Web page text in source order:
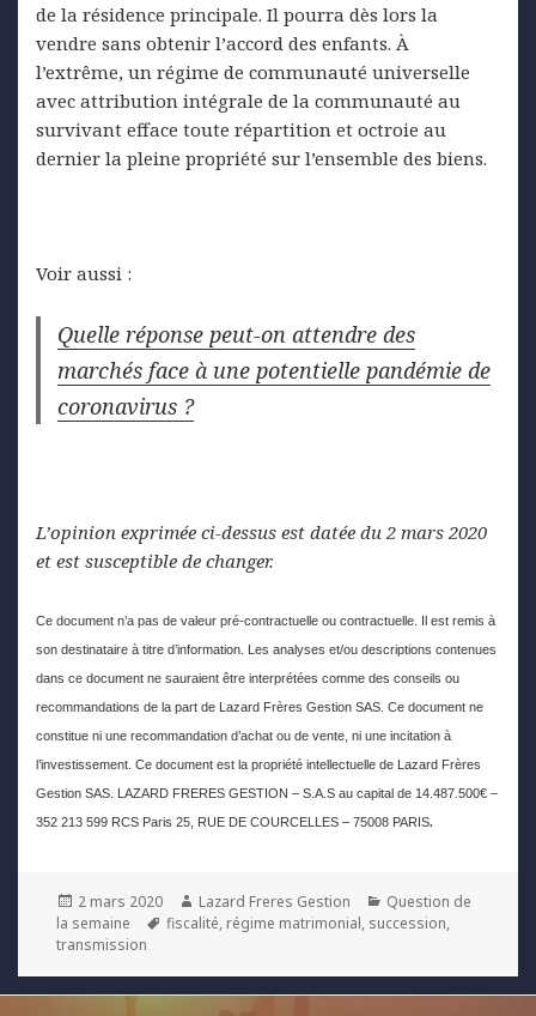
de la résidence principale. Il pourra dès lors la
vendre sans obtenir l’accord des enfants. À
l’extrême, un régime de communauté universelle
avec attribution intégrale de la communauté au
survivant efface toute répartition et octroie au
dernier la pleine propriété sur l’ensemble des biens.
Voir aussi :
Quelle réponse peut-on attendre des
marchés face à une potentielle pandémie de
coronavirus ?
L’opinion exprimée ci-dessus est datée du 2 mars 2020
et est susceptible de changer.
Ce document n’a pas de valeur pré-contractuelle ou contractuelle. Il est remis à
son destinataire à titre d’information. Les analyses et/ou descriptions contenues
dans ce document ne sauraient être interprétées comme des conseils ou
recommandations de la part de Lazard Frères Gestion SAS. Ce document ne
constitue ni une recommandation d’achat ou de vente, ni une incitation à
l’investissement. Ce document est la propriété intellectuelle de Lazard Frères
Gestion SAS. LAZARD FRERES GESTION – S.A.S au capital de 14.487.500€ –
352 213 599 RCS Paris 25, RUE DE COURCELLES – 75008 PARIS.
Posted
on
2 mars 2020 Author
Lazard Freres Gestion Categories
Question de
la semaine
Tags
fiscalité, régime matrimonial, succession,
transmission